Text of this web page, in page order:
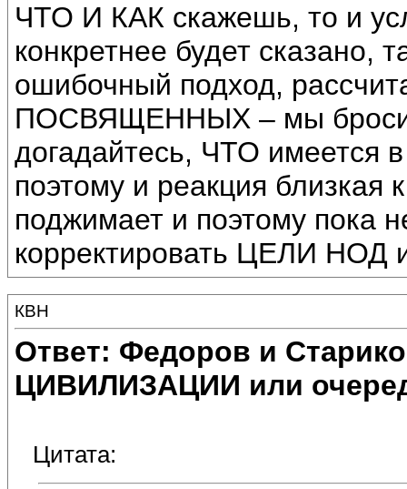
ЧТО И КАК скажешь, то и
конкретнее будет сказано,
ошибочный подход,
ПОСВЯЩЕННЫХ – мы
догадайтесь, ЧТО имеется
поэтому и реакция близкая
поджимает и поэтому
корректировать ЦЕЛИ НОД
КВН
Ответ: Федоров и
ЦИВИЛИЗАЦИИ или
Цитата: